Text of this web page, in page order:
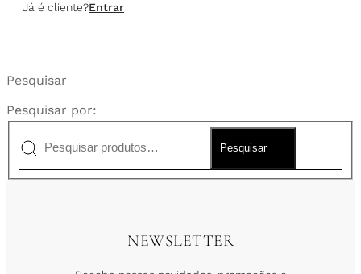
Já é cliente?Entrar
Pesquisar
Pesquisar por:
Pesquisar
NEWSLETTER